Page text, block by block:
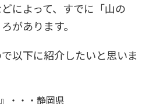
によって、 すでに「山の
があります。
以下に紹介したいと思いま
・・・静岡県